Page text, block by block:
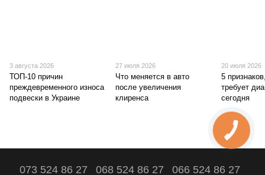
3 августа 2026
ТОП-10 причин
преждевременного износа
подвески в Украине
27 июля 2026
Что меняется в авто
после увеличения
клиренса
20 июля 2026
5
требует
сегодня
073 524 86 27 068 524 86 27 066 524 86 27